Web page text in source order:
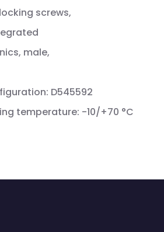
screws,
male,
D545592
temperature: -10/+70 °C